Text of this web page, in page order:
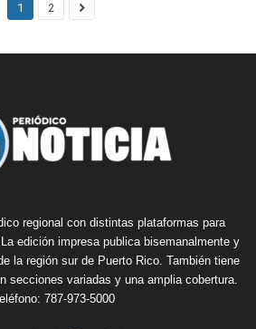
1 2
regional con distintas plataformas para
edición impresa publica bisemanalmente y
la región sur de Puerto Rico. También tiene
secciones variadas y una amplia cobertura.
787-973-5000